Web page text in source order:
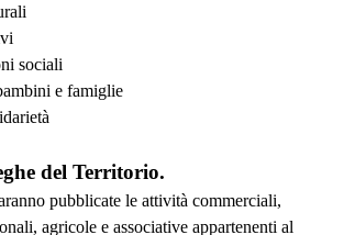
sociali
e famiglie
del Territorio.
pubblicate le attività commerciali,
agricole e associative appartenenti al